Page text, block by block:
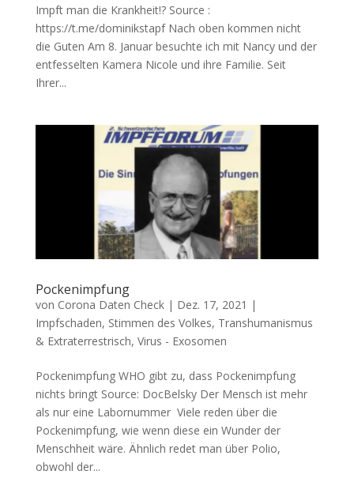
Impft man die Krankheit!? Source :
https://t.me/dominikstapf Nach oben kom­men nicht
die Guten Am 8. Janu­ar besuch­te ich mit Nan­cy und der
ent­fes­sel­ten Kame­ra Nico­le und ihre Fami­lie. Seit
Ihrer...
Pockenimpfung
von Corona Daten Check| Dez. 17, 2021 |
Impfschaden, Stimmen des Volkes, Transhumanismus
& Extraterrestrisch, Virus - Exosomen
Pockenimpfung WHO gibt zu, dass Pocken­imp­fung
nichts bringt Source: Doc­Belsky Der Mensch ist mehr
als nur eine Labornummer Vie­le reden über die
Pocken­imp­fung, wie wenn die­se ein Wun­der der
Mensch­heit wäre. Ähn­lich redet man über Polio,
obwohl der...